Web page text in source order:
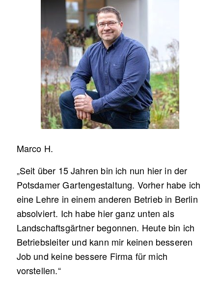
Marco H.
„Seit über 15 Jahren bin ich nun hier in der
Potsdamer Gartengestaltung. Vorher habe ich
eine Lehre in einem anderen Betrieb in Berlin
absolviert. Ich habe hier ganz unten als
Landschaftsgärtner begonnen. Heute bin ich
Betriebsleiter und kann mir keinen besseren
Job und keine bessere Firma für mich
vorstellen.“